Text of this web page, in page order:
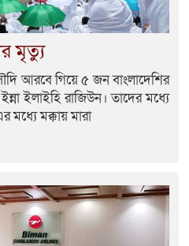
মৃত্যু
আরবে গিয়ে ৫ জন বাংলাদেশির
ইলাইহি রাজিউন। তাদের মধ্যে
মক্কায় মারা